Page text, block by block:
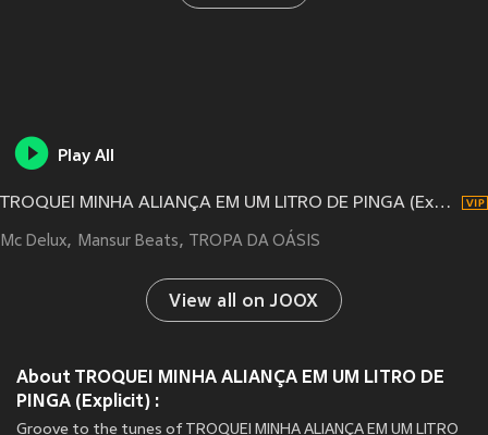
Play All
TROQUEI MINHA ALIANÇA EM UM LITRO DE PINGA (Explicit)
Mc Delux Mansur Beats TROPA DA OÁSIS
View all on JOOX
About TROQUEI MINHA ALIANÇA EM UM LITRO DE
PINGA (Explicit) :
Groove to the tunes of TROQUEI MINHA ALIANÇA EM UM LITRO